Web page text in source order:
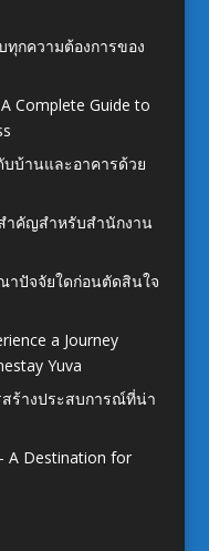
กความต้องการของ
Complete Guide to
บบ้านและอาคารด้วย
ำคัญสำหรับสำนักงาน
าปัจจัยใดก่อนตัดสินใจ
a Journey
Yuva
ร้างประสบการณ์ที่น่า
A Destination for